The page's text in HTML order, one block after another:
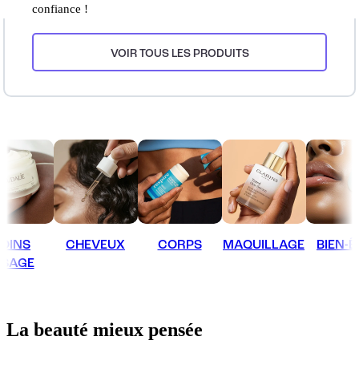
confiance !
VOIR TOUS LES PRODUITS
CHEVEUX CORPS MAQUILLAGE BIEN-
La beauté mieux pensée